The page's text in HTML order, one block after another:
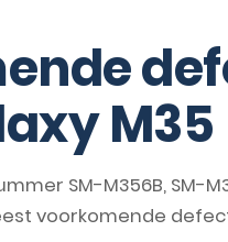
M35
SM-M356B, SM-
voorkomende